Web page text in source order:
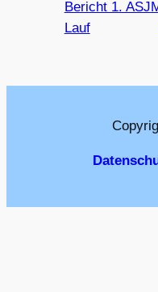
Bericht 1.
Lauf